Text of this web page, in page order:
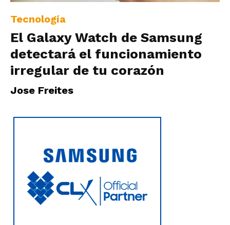
Ultima
Tecnología
El Galaxy Watch de Samsung
detectará el funcionamiento
irregular de tu corazón
Jose Freites